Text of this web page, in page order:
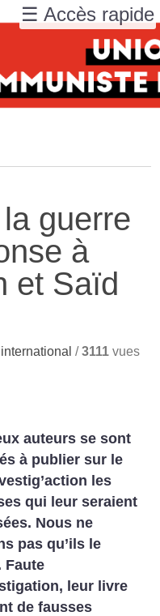
guerre
à
et Saïd
/3111 vues
auteurs se sont
à publier sur le
les
qui leur seraient
Nous ne
pas qu’ils le
Faute
leur livre
de fausses
☰ Accès rapide